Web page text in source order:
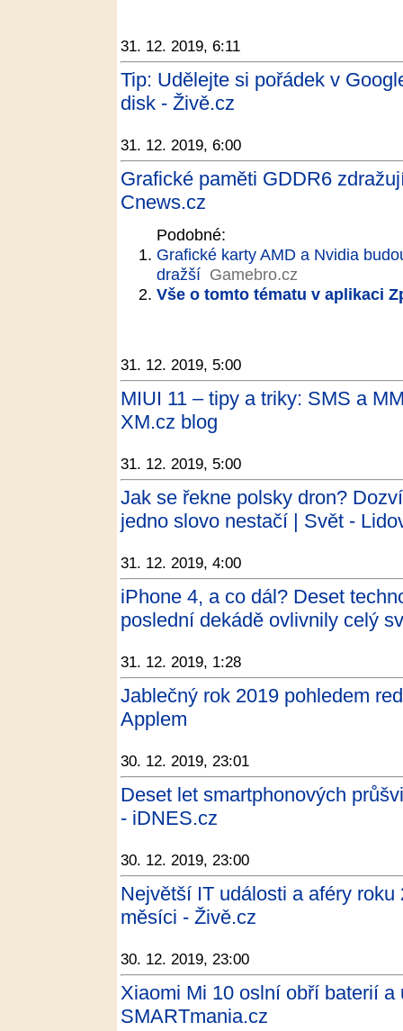
31. 12. 2019, 6:11
Tip: Udělejte si pořádek v
disk - Živě.cz
31. 12. 2019, 6:00
Grafické paměti GDDR6
Cnews.cz
Podobné:
Grafické karty AMD a Nvidia
dražší Gamebro.cz
Vše o tomto tématu v aplikaci
31. 12. 2019, 5:00
MIUI 11 – tipy a triky: SMS a
XM.cz blog
31. 12. 2019, 5:00
Jak se řekne polsky dron?
jedno slovo nestačí | Svět -
31. 12. 2019, 4:00
iPhone 4, a co dál? Deset
poslední dekádě ovlivnily celý
31. 12. 2019, 1:28
Jablečný rok 2019 pohledem
Applem
30. 12. 2019, 23:01
Deset let smartphonových
- iDNES.cz
30. 12. 2019, 23:00
Největší IT události a aféry
měsíci - Živě.cz
30. 12. 2019, 23:00
Xiaomi Mi 10 oslní obří baterií
SMARTmania.cz